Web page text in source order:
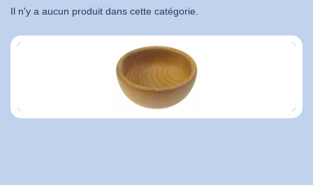
Il n'y a aucun produit dans cette catégorie.